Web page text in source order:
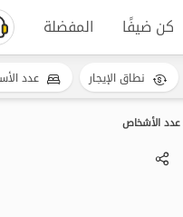
كن ضيفًا المفضلة
عدد الأشخاص
نطاق الإيجار عدد